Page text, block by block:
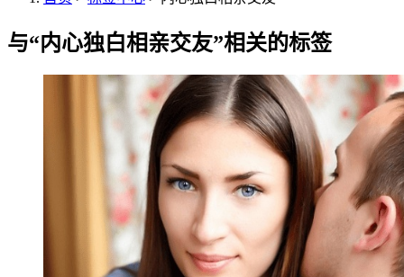
与“内心独白相亲交友”相关的标签